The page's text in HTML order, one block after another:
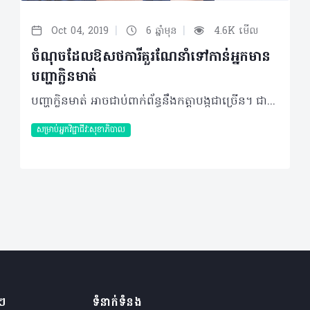
Oct 04, 2019 | 6 ឆ្នាំមុន | 4.6K មើល
ចំណុចដែលឱសថការីគួរណែនាំទៅកាន់អ្នកមាន
បញ្ហាក្លិនមាត់
បញ្ហាក្លិនមាត់ អាចជាប់ពាក់ព័ន្ធនឹងកត្តាបង្កជាច្រើន។ ជាក់ស្ដែង ក្រៅពីណែនាំឲ្យធ្វើការជួបពិគ្រោះជាមួយទន្តពេទ្យ អ្នកក៏អាចផ្ដល់ជាគន្លឹះផ្សេងទៀតសម្រាប់ពួកគេដើម្បីបំបាត់បញ្ហានេះ និងបង្កើនទំនុកចិត្តឡើងវិញ។ អ្វីគួរដឹង? ករណី ៩០% នៃបញ្ហាក្លិនមាត់ អាចបណ្តាលមកពីសំណល់អាហារ ឈាម កោសិកាក្នុងមាត់ ឬបាក់តេរី ដែលកើតមានឡើងនៅក្នុងលក្ខខណ្ឌដូចជា៖ - ដង្កូវស៊ីធ្មេញ ជំងឺនៅបណ្ដូលធ្មេញ រលាកអញ្ចាញធ្មេញ ការដាក់ធ្មេញមិនបានល្អ និងស្ងួតមាត់ជាដើម - ជំងឺនៅប្រព័ន្ធរំលាយអាហាររួមមាន រលាកក្រពះ ឬរលាកបំពង់អាហារ - មហារីកបំពង់កដំណាក់កាលចុងក្រោយ។ អ្វីគួរធ្វើ? សម្រាប់បញ្ហាក្លិនមាត់ភាគច្រើន (៩០%) ត្រូវបានណែនាំឲ្យជួបពិគ្រោះជាមួយទន្តពេទ្យ ប៉ុន្តែស្របពេលជាមួយគ្នាអ្នកក៏អាចណែនាំនូវគន្លឹះខ្លះៗដូចជា៖ - ជំនួសច្រាសដុសធ្មេញធម្មតាទៅជាប្រភេទច្រាសដើរដោយម៉ាស៊ីនដែលមានមុខងារអាចបាញ់ទឹកបាន (Waterpeek) ឬអាចប្រើប្រាស់សរសៃអំបោះទាក់ធ្មេញដែលមានសារធាតុសម្លាប់មេរោគប្រភេទ Corsodyl (Smithkline Beecham) - ប្រើប្រាស់ថ្នាំដុសធ្មេញដែលរួមផ្សំទៅដោយ ស័ង្កសី និងក្លរ ឬអាចលេបថ្នាំស័ង្កសី (Rubozine) ៣គ្រាប់ក្នុងមួយថ្ងៃ។ ប្រសិនបញ្ហាក្លិនមាត់មិនជាប់ពាក់ព័ន្ធនឹងសុខភាពមាត់ធ្មេញ អាចណែនាំអ្នកជំងឺឲ្យទៅពិនិត្យជាមួយវេជ្ជបណ្ឌិតជំនាញទូទៅ។ ចំណាំ៖ សូមកុំច្រឡំបញ្ហាក្លិនមាត់នេះ ទៅនឹងអ្នកជំងឺទឹកនោមផ្អែមបណ្តាលមកពីកង្វះអាំងស៊ុយលីនដែលអាចឲ្យមានក្លិនដូចទៅនឹងទឹកថ្នាំលាងក្រចកចេញតាមច្រមុះ។ ប្រភពយោង៖ Le vademecum de la Médication officinale អត្ថបទ៖ ដកស្រង់ចេញពីទស្សនាវដ្ដី ហេលស៍ថាម ប្រូ លេខ ៨៣ 2019 រក្សាសិទ្ធិគ្រប់យ៉ាង​ដោយ Healthtime Corporation ចំពោះគ្រប់អត្ថបទដោយគ្មានផ្នែកណាមួយត្រូវបោះពុម្ពផ្សាយចូលប្រព័ន្ធអុីនធឺណែតឧបករណ៍អេឡិចត្រូនិកអាត់ជាសំឡេងឬថតចំលងគ្រប់រូបភាពដោយគ្មានការអនុញ្ញាតឡើយ
សម្រាប់អ្នកវិជ្ជាជីវៈសុខាភិបាល
ទំនាក់ទំនង